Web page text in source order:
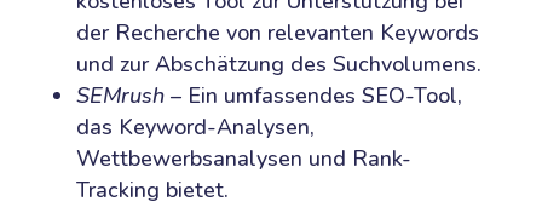
der Recherche von relevanten Keywords
und zur Abschätzung des Suchvolumens.
SEMrush– Ein umfassendes SEO-Tool,
das Keyword-Analysen,
Wettbewerbsanalysen und Rank-
Tracking bietet.